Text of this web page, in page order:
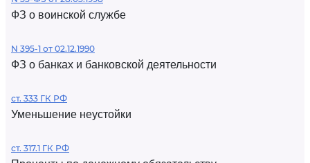
ФЗ о воинской службе
N 395-1 от 02.12.1990
ФЗ о банках и банковской деятельности
ст. 333 ГК РФ
Уменьшение неустойки
ст. 317.1 ГК РФ